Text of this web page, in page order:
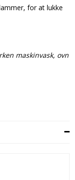
for at lukke
maskinvask, ovn